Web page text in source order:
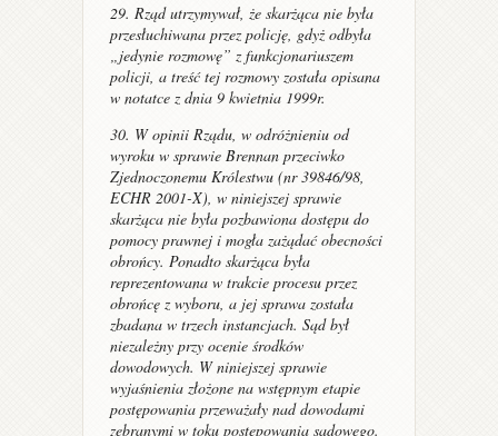
29. Rząd utrzymywał, że skarżąca nie była
przesłuchiwana przez policję, gdyż odbyła
„jedynie rozmowę” z funkcjonariuszem
policji, a treść tej rozmowy została opisana
w notatce z dnia 9 kwietnia 1999r.
30. W opinii Rządu, w odróżnieniu od
wyroku w sprawie Brennan przeciwko
Zjednoczonemu Królestwu (nr 39846/98,
ECHR 2001-X), w niniejszej sprawie
skarżąca nie była pozbawiona dostępu do
pomocy prawnej i mogła zażądać obecności
obrońcy. Ponadto skarżąca była
reprezentowana w trakcie procesu przez
obrońcę z wyboru, a jej sprawa została
zbadana w trzech instancjach. Sąd był
niezależny przy ocenie środków
dowodowych. W niniejszej sprawie
wyjaśnienia złożone na wstępnym etapie
postępowania przeważały nad dowodami
zebranymi w toku postępowania sądowego.